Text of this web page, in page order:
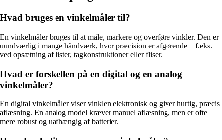
Hvad bruges en vinkelmåler til?
En vinkelmåler bruges til at måle, markere og overføre vinkler. Den er
uundværlig i mange håndværk, hvor præcision er afgørende – f.eks.
ved opsætning af lister, tagkonstruktioner eller fliser.
Hvad er forskellen på en digital og en analog
vinkelmåler?
En digital vinkelmåler viser vinklen elektronisk og giver hurtig, præcis
aflæsning. En analog model kræver manuel aflæsning, men er ofte
mere robust og uafhængig af batterier.